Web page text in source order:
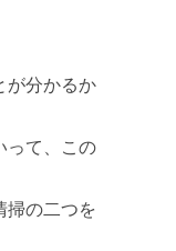
が分かるか
って、この
掃の二つを